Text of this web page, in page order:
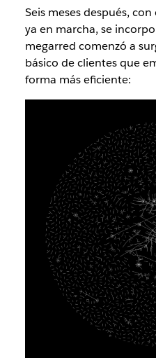
Seis meses después,
ya en marcha, se
megarred comenzó a
básico de clientes que
forma más eficiente: